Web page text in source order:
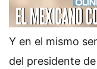
Y en el mismo
del presidente